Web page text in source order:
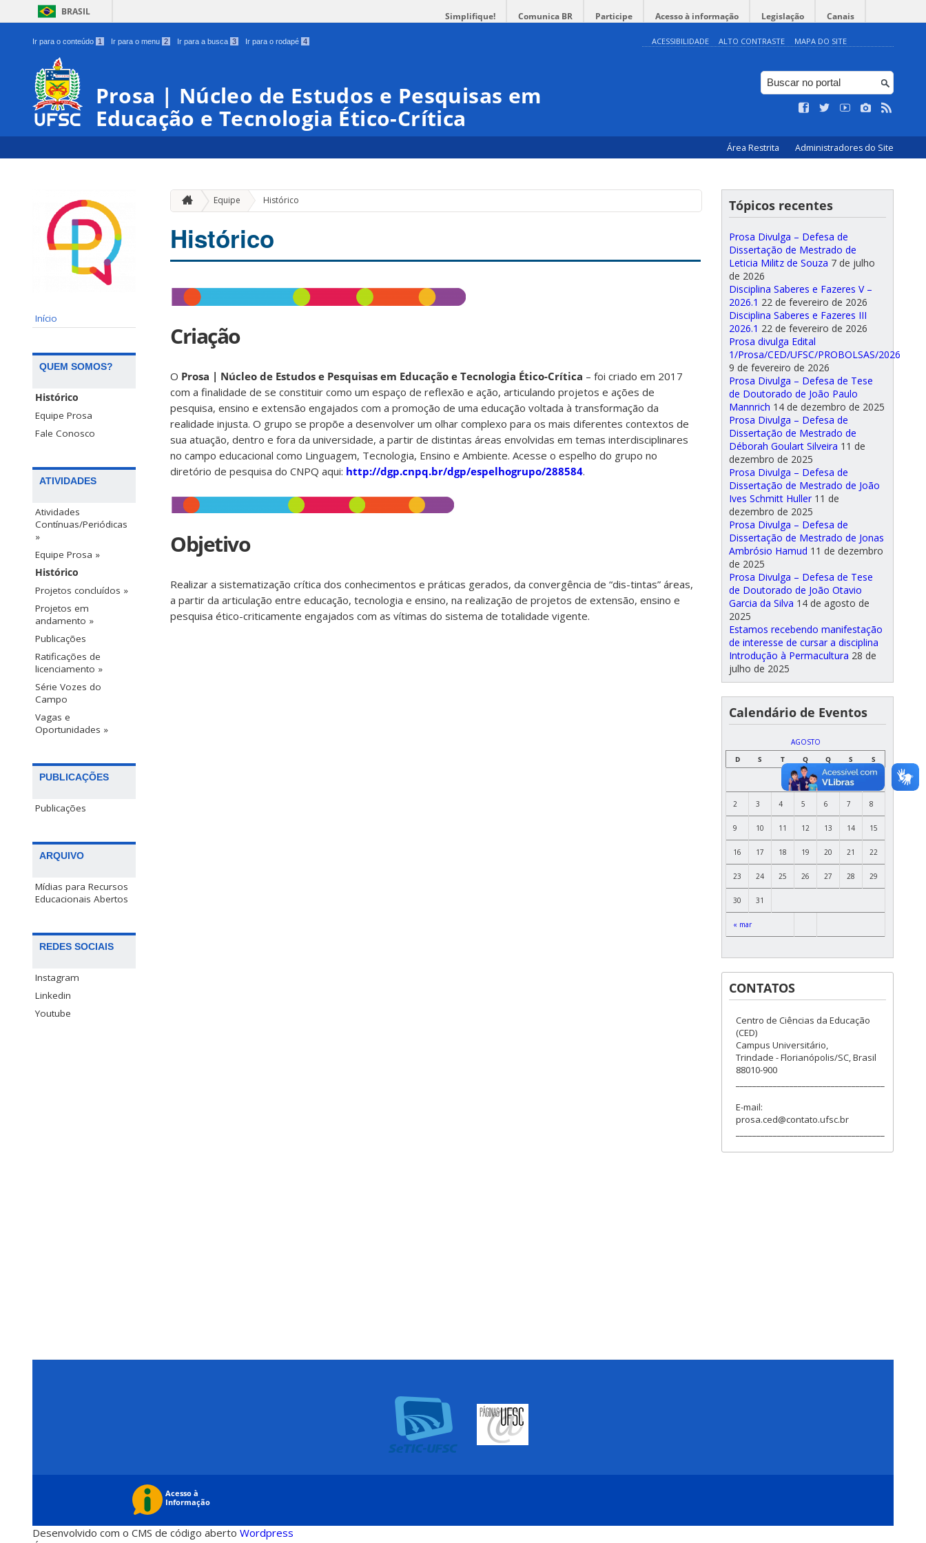
BRASIL Simplifique! Comunica BR Participe Acesso à informação Legislação Canais
Ir para o conteúdo 1 Ir para o menu 2 Ir para a busca 3 Ir para o rodapé 4 ACESSIBILIDADE ALTO CONTRASTE MAPA DO SITE
Prosa | Núcleo de Estudos e Pesquisas em
Educação e Tecnologia Ético-Crítica
Área Restrita Administradores do Site
Início
QUEM SOMOS?
Histórico
Equipe Prosa
Fale Conosco
ATIVIDADES
Atividades
Contínuas/Periódicas
»
Equipe Prosa »
Histórico
Projetos concluídos »
Projetos em
andamento »
Publicações
Ratificações de
licenciamento »
Série Vozes do
Campo
Vagas e
Oportunidades »
PUBLICAÇÕES
Publicações
ARQUIVO
Mídias para Recursos
Educacionais Abertos
REDES SOCIAIS
Instagram
Linkedin
Youtube
Equipe Histórico
Histórico
Criação
O Prosa | Núcleo de Estudos e Pesquisas em Educação e Tecnologia Ético-Crítica – foi criado em 2017
com a finalidade de se constituir como um espaço de reflexão e ação, articulando projetos e ações de
pesquisa, ensino e extensão engajados com a promoção de uma educação voltada à transformação da
realidade injusta. O grupo se propõe a desenvolver um olhar complexo para os mais diferentes contextos de
sua atuação, dentro e fora da universidade, a partir de distintas áreas envolvidas em temas interdisciplinares
no campo educacional como Linguagem, Tecnologia, Ensino e Ambiente. Acesse o espelho do grupo no
diretório de pesquisa do CNPQ aqui: http://dgp.cnpq.br/dgp/espelhogrupo/288584.
Objetivo
Realizar a sistematização crítica dos conhecimentos e práticas gerados, da convergência de “dis-tintas” áreas,
a partir da articulação entre educação, tecnologia e ensino, na realização de projetos de extensão, ensino e
pesquisa ético-criticamente engajados com as vítimas do sistema de totalidade vigente.
Tópicos recentes
Prosa Divulga – Defesa de
Dissertação de Mestrado de
Leticia Militz de Souza 7 de julho
de 2026
Disciplina Saberes e Fazeres V –
2026.1 22 de fevereiro de 2026
Disciplina Saberes e Fazeres III
2026.1 22 de fevereiro de 2026
Prosa divulga Edital
1/Prosa/CED/UFSC/PROBOLSAS/2026
9 de fevereiro de 2026
Prosa Divulga – Defesa de Tese
de Doutorado de João Paulo
Mannrich 14 de dezembro de 2025
Prosa Divulga – Defesa de
Dissertação de Mestrado de
Déborah Goulart Silveira 11 de
dezembro de 2025
Prosa Divulga – Defesa de
Dissertação de Mestrado de João
Ives Schmitt Huller 11 de
dezembro de 2025
Prosa Divulga – Defesa de
Dissertação de Mestrado de Jonas
Ambrósio Hamud 11 de dezembro
de 2025
Prosa Divulga – Defesa de Tese
de Doutorado de João Otavio
Garcia da Silva 14 de agosto de
2025
Estamos recebendo manifestação
de interesse de cursar a disciplina
Introdução à Permacultura 28 de
julho de 2025
Calendário de Eventos
AGOSTO
D
S T Q Q S S
« mar
2 3 4 5 6 7 8
9 10 11 12 13 14 15
16 17 18 19 20 21 22
23 24 25 26 27 28 29
30 31
CONTATOS
Centro de Ciências da Educação
(CED)
Campus Universitário,
Trindade - Florianópolis/SC, Brasil
88010-900
E-mail:
prosa.ced@contato.ufsc.br
Desenvolvido com o CMS de código aberto Wordpress